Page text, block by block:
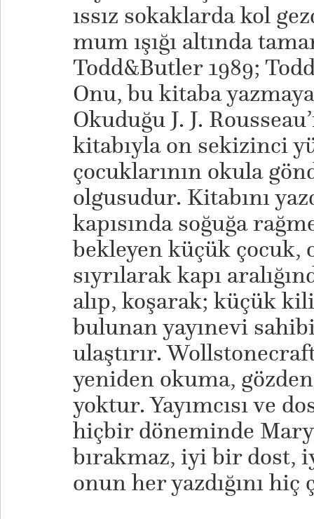
ıssız sokaklarda kol
mum ışığı altında
Todd&Butler 1989;
Onu, bu kitaba
Okuduğu J. J.
kitabıyla on sekizinci
çocuklarının okula
olgusudur. Kitabını
kapısında soğuğa
bekleyen küçük çocuk,
sıyrılarak kapı
alıp, koşarak; küçük
bulunan yayınevi
ulaştırır.
yeniden okuma,
yoktur. Yayımcısı ve
hiçbir döneminde Mary
bırakmaz, iyi bir dost,
onun her yazdığını